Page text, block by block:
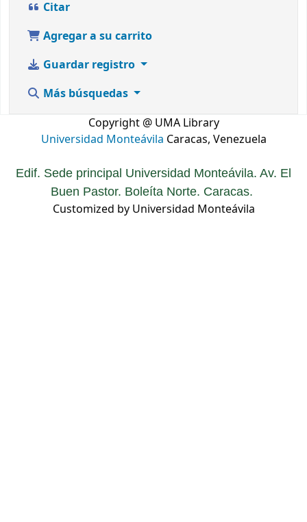
Citar
Agregar a su carrito
Guardar registro
Más búsquedas
Copyright @ UMA Library
Universidad Monteávila Caracas, Venezuela
Edif. Sede principal Universidad Monteávila. Av. El
Buen Pastor. Boleíta Norte. Caracas.
Customized by Universidad Monteávila